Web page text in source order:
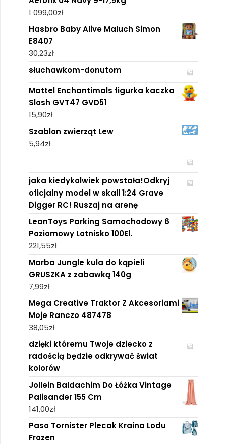
1 099,00zł
Hasbro Baby Alive Maluch Simon
E8407
30,23zł
słuchawkom-donutom
Mattel Enchantimals figurka kaczka
Slosh GVT47 GVD51
15,90zł
Szablon zwierząt Lew
5,94zł
jaka kiedykolwiek powstała!Odkryj
oficjalny model w skali 1:24 Grave
Digger RC! Ruszaj na arenę
LeanToys Parking Samochodowy 6
Poziomowy Lotnisko 100El.
221,55zł
Marba Jungle kula do kąpieli
GRUSZKA z zabawką 140g
7,99zł
Mega Creative Traktor Z Akcesoriami
Moje Ranczo 487478
38,05zł
dzięki któremu Twoje dziecko z
radością będzie odkrywać świat
kolorów
Jollein Baldachim Do Łóżka Vintage
Palisander 155 Cm
141,00zł
Paso Tornister Plecak Kraina Lodu
Frozen